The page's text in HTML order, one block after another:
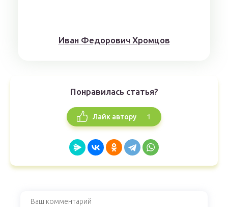
Иван Федорович Хромцов
Понравилась статья?
Лайк автору 1